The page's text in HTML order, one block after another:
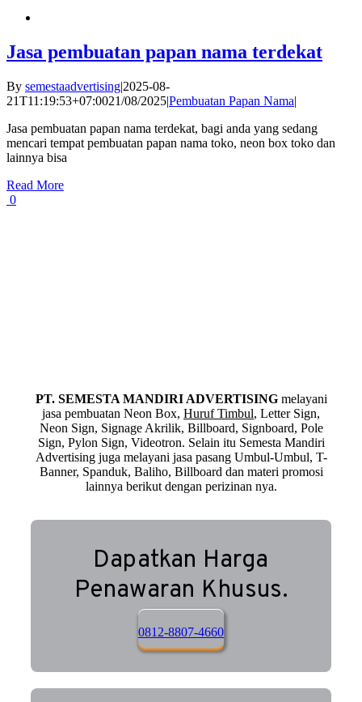
Jasa pembuatan papan nama terdekat
By semestaadvertising|2025-08-
21T11:19:53+07:0021/08/2025|Pembuatan Papan Nama|
Jasa pembuatan papan nama terdekat, bagi anda yang sedang
mencari tempat pembuatan papan nama toko, neon box toko dan
lainnya bisa
Read More
0
PT. SEMESTA MANDIRI ADVERTISINGmelayani
jasa pembuatan Neon Box, Huruf Timbul, Letter Sign,
Neon Sign, Signage Akrilik, Billboard, Signboard, Pole
Sign, Pylon Sign, Videotron. Selain itu Semesta Mandiri
Advertising juga melayani jasa pasang Umbul-Umbul, T-
Banner, Spanduk, Baliho, Billboard dan materi promosi
lainnya berikut dengan perizinan nya.
Dapatkan Harga
Penawaran Khusus.
0812-8807-4660